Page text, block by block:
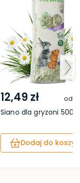
12,49 zł od
Siano dla gryzoni 500 g
Dodaj do